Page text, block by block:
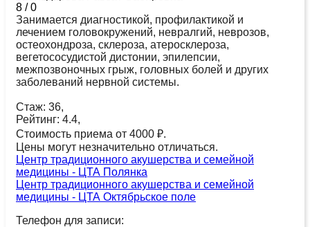
8 /0
Занимается диагностикой, профилактикой и
лечением головокружений, невралгий, неврозов,
остеохондроза, склероза, атеросклероза,
вегетососудистой дистонии, эпилепсии,
межпозвоночных грыж, головных болей и других
заболеваний нервной системы.
Стаж: 36,
Рейтинг: 4.4,
Стоимость приема от 4000 ₽.
Цены могут незначительно отличаться.
Центр традиционного акушерства и семейной
медицины - ЦТА Полянка
Центр традиционного акушерства и семейной
медицины - ЦТА Октябрьское поле
Телефон для записи: